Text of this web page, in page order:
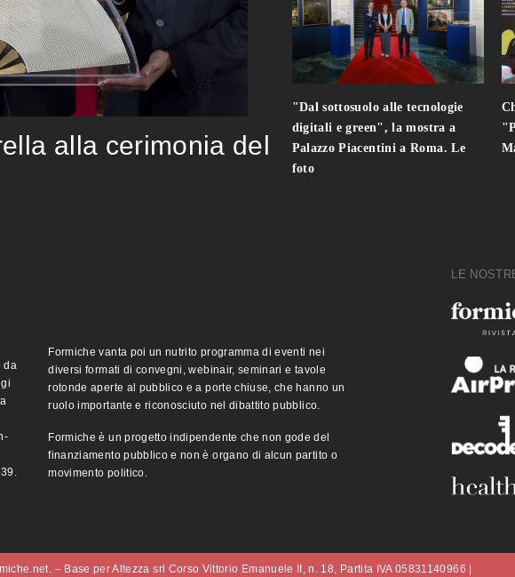
alla cerimonia del
"Dal sottosuolo alle tecnologie
digitali e green", la mostra a
Palazzo Piacentini a Roma. Le
foto
da
Formiche vanta poi un nutrito programma di eventi nei
diversi formati di convegni, webinair, seminari e tavole
rotonde aperte al pubblico e a porte chiuse, che hanno un
ruolo importante e riconosciuto nel dibattito pubblico.
Formiche è un progetto indipendente che non gode del
finanziamento pubblico e non è organo di alcun partito o
movimento politico.
LE
– Base per Altezza srl Corso Vittorio Emanuele II, n. 18, Partita IVA 05831140966 |